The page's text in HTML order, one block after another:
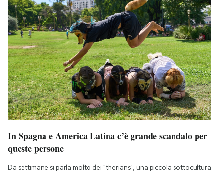
In Spagna e America Latina c’è grande scandalo per
queste persone
Da settimane si parla molto dei "therians", una piccola sottocultura